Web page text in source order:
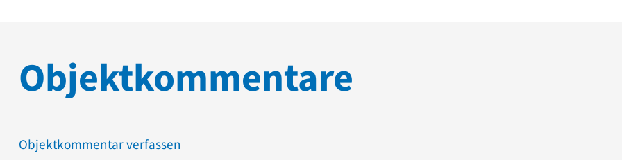
Objektkommentare
Objektkommentar verfassen